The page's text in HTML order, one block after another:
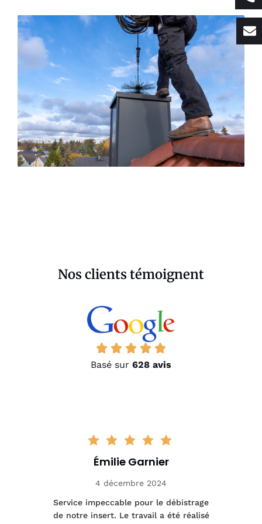
Nos clients témoignent
Basé sur 628 avis
Thomas Lambert
22 janvier 2025
Très satisfait du ramonage de notre
cheminée. Ponctualité, efficacité et